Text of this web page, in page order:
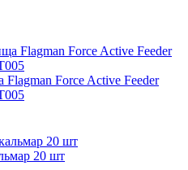
Force Active Feeder
20 шт